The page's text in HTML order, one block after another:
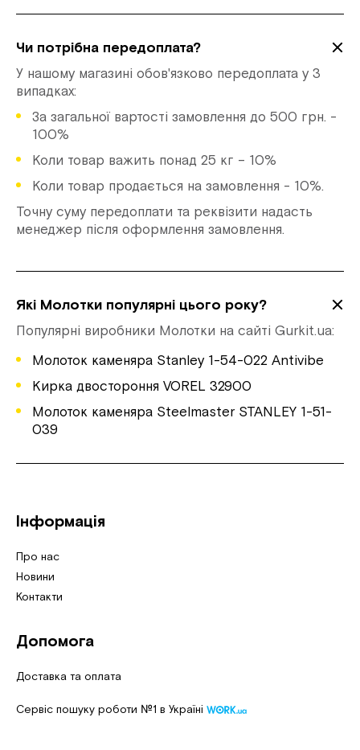
Чи потрібна передоплата?
У нашому магазині обов'язково передоплата у 3
випадках:
За загальної вартості замовлення до 500 грн. -
100%
Коли товар важить понад 25 кг – 10%
Коли товар продається на замовлення - 10%.
Точну суму передоплати та реквізити надасть
менеджер після оформлення замовлення.
Які Молотки популярні цього року?
Популярні виробники Молотки на сайті Gurkit.ua:
Молоток каменяра Stanley 1-54-022 Antivibe
Кирка двостороння VOREL 32900
Молоток каменяра Steelmaster STANLEY 1-51-
039
Інформація
Про нас
Новини
Контакти
Допомога
Доставка та оплата
Сервіс пошуку роботи №1 в Україні